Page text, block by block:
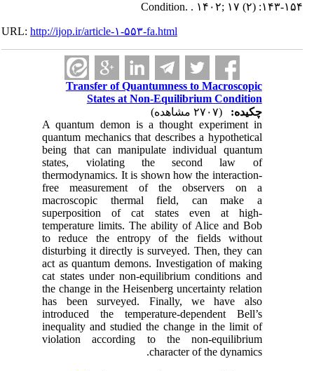
Condition. . ۱۴۰۲; ۱۷ (۲) :۱۴۳-۱۵۴
URL:http://ijop.ir/article-۱-۵۵۳-fa.html
Transfer of Quantumness to Macroscopic
States at Non-Equilibrium Condition
چکیده:
A quantum demon is a thought experiment in
quantum mechanics that describes a hypothetical
being that can manipulate individual quantum
states, violating the second law of
thermodynamics. It is shown how the interaction-
free measurement of the observers on a
macroscopic thermal field, can make a
superposition of cat states even at high-
temperature limits. The ability of Alice and Bob
to reduce the entropy of the fields without
disturbing it directly is surveyed. Then, they can
act as quantum demons. Investigation of making
cat states under non-equilibrium conditions and
the change in the Heisenberg uncertainty relation
has been surveyed. Finally, we have also
introduced the temperature-dependent Bell’s
inequality and studied the change in the limit of
violation according to the non-equilibrium
character of the dynamics.